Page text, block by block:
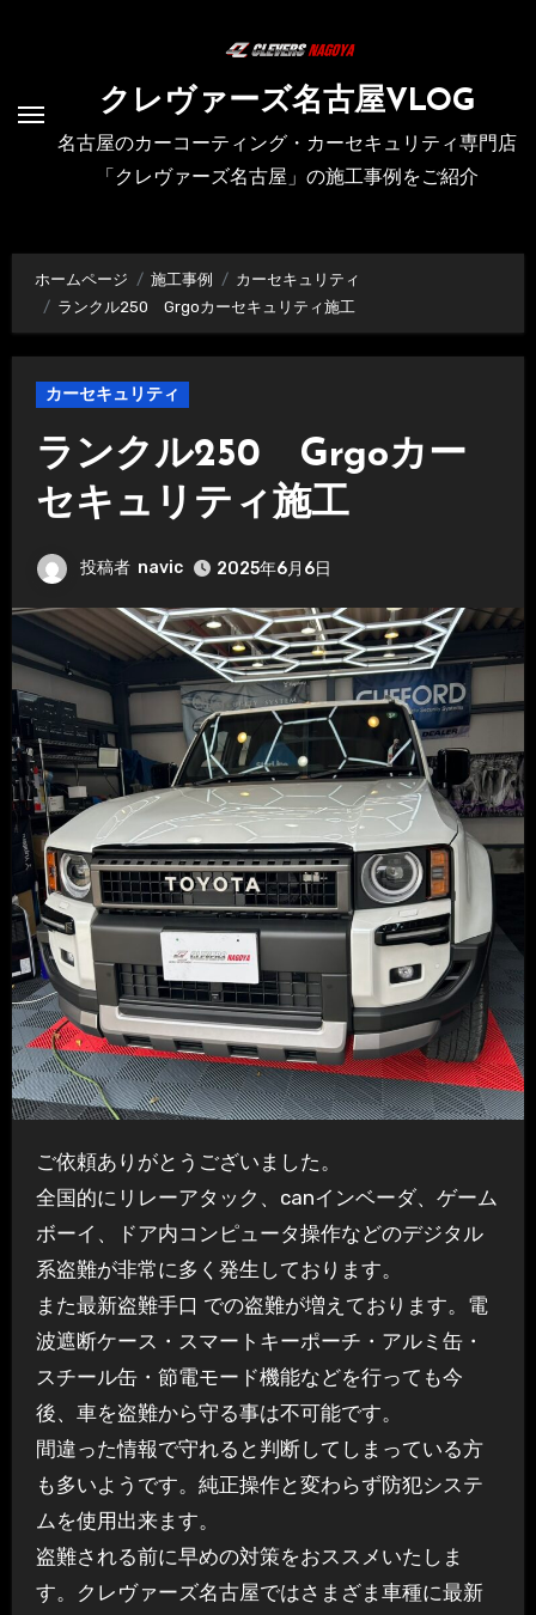
クレヴァーズ名古屋VLOG
名古屋のカーコーティング・カーセキュリティ専門店
「クレヴァーズ名古屋」の施工事例をご紹介
ホームページ 施工事例
カーセキュリティ
ランクル250 Grgoカーセキュリティ施工
カーセキュリティ
ランクル250 Grgoカー
セキュリティ施工
投稿者 navic 2025年6月6日
ご依頼ありがとうございました。
全国的にリレーアタック、canインベーダ、ゲーム
ボーイ、ドア内コンピュータ操作などのデジタル
系盗難が非常に多く発生しております。
また最新盗難手口 での盗難が増えております。電
波遮断ケース・スマートキーポーチ・アルミ缶・
スチール缶・節電モード機能などを行っても今
後、車を盗難から守る事は不可能です。
間違った情報で守れると判断してしまっている方
も多いようです。純正操作と変わらず防犯システ
ムを使用出来ます。
盗難される前に早めの対策をおススメいたしま
す。クレヴァーズ名古屋ではさまざま車種に最新